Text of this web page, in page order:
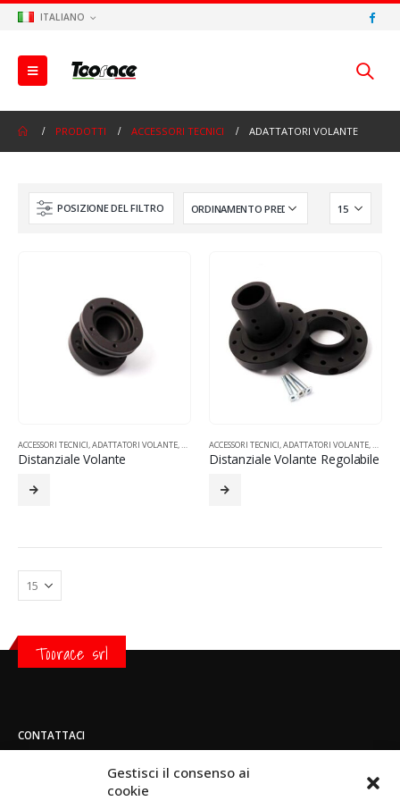
Gestisci il consenso ai
cookie
ITALIANO
PRODOTTI ACCESSORI TECNICI ADATTATORI VOLANTE
POSIZIONE DEL FILTRO
ACCESSORI TECNICI,ADATTATORI VOLANTE,MOTORSPORT
Distanziale Volante
ACCESSORI TECNICI,ADATTATORI VOLANTE,
Distanziale Volante Regolabile
Toorace srl
CONTATTACI
Strada di San Mauro 236/B - 10156 - Torino